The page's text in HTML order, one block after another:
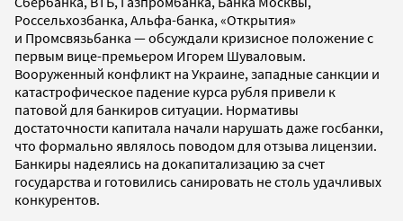
Россельхозбанка, Альфа-банка, «Открытия»
и Промсвязьбанка — обсуждали кризисное положение с
первым вице-премьером Игорем Шуваловым.
Вооруженный конфликт на Украине, западные санкции и
катастрофическое падение курса рубля привели к
патовой для банкиров ситуации. Нормативы
достаточности капитала начали нарушать даже госбанки,
что формально являлось поводом для отзыва лицензии.
Банкиры надеялись на докапитализацию за счет
государства и готовились санировать не столь удачливых
конкурентов.